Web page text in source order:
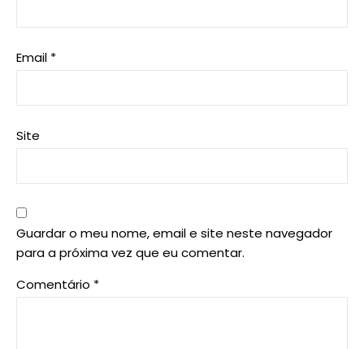
Email *
Site
Guardar o meu nome, email e site neste navegador
para a próxima vez que eu comentar.
Comentário *